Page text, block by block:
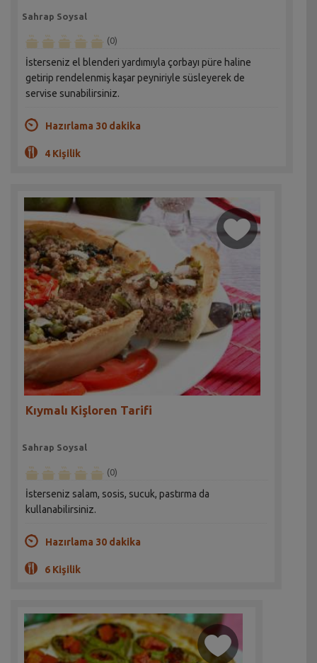
Sahrap Soysal
(0)
İsterseniz el blenderi yardımıyla çorbayı püre haline
getirip rendelenmiş kaşar peyniriyle süsleyerek de
servise sunabilirsiniz.
Hazırlama 30 dakika
4 Kişilik
Kıymalı Kişloren Tarifi
Sahrap Soysal
(0)
İsterseniz salam, sosis, sucuk, pastırma da
kullanabilirsiniz.
Hazırlama 30 dakika
6 Kişilik